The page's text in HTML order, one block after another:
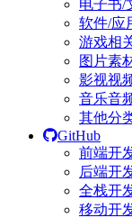
电子书/
软件/应
游戏相
图片素
影视视
音乐音
其他分
GitHub
前端开
后端开
全栈开
移动开